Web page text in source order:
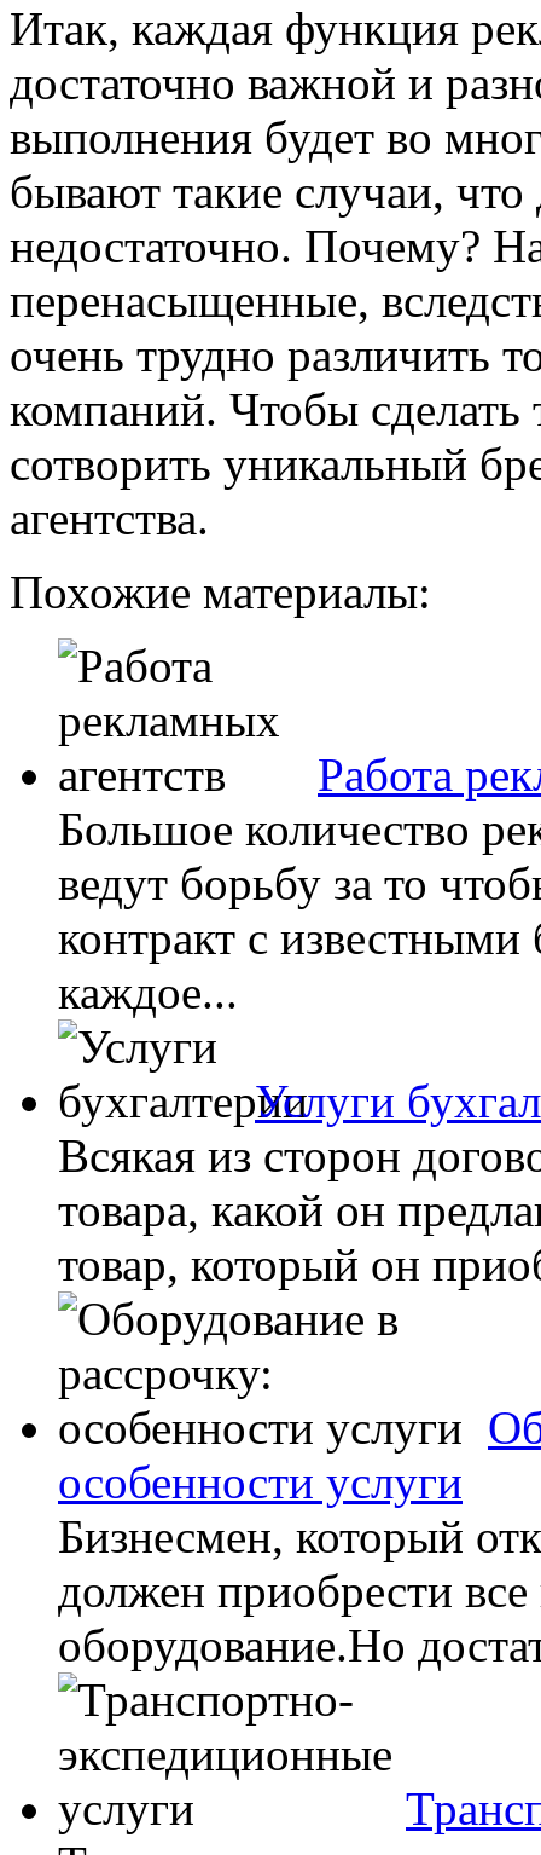
Итак, каждая функция
достаточно важной и
выполнения будет во
бывают такие случаи,
недостаточно. Почему?
перенасыщенные,
очень трудно различить
компаний. Чтобы
сотворить уникальный
агентства.
Похожие материалы:
Работа
Большое количество
ведут борьбу за то
контракт с
каждое...
Услуги
Всякая из сторон
товара, какой он
товар, который он
особенности услуги
Бизнесмен, который
должен приобрести
оборудование.Но